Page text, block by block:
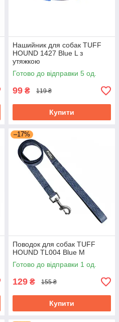
Нашийник для собак TUFF
HOUND 1427 Blue L з
утяжкою
Готово до відправки 5 од.
99 ₴ 119 ₴
Купити
–17%
Поводок для собак TUFF
HOUND TL004 Blue M
Готово до відправки 1 од.
129 ₴ 155 ₴
Купити